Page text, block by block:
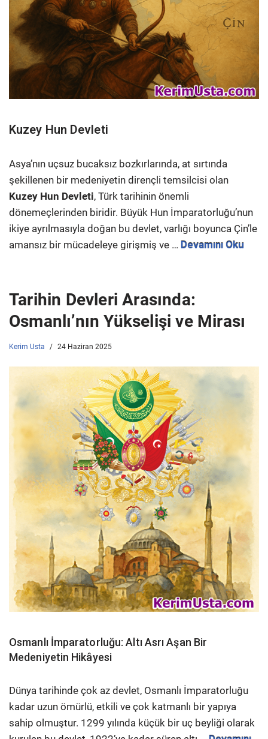
Kuzey Hun Devleti
Asya’nın uçsuz bucaksız bozkırlarında, at sırtında
şekillenen bir medeniyetin dirençli temsilcisi olan
Kuzey Hun Devleti, Türk tarihinin önemli
dönemeçlerinden biridir. Büyük Hun İmparatorluğu’nun
ikiye ayrılmasıyla doğan bu devlet, varlığı boyunca Çin’le
amansız bir mücadeleye girişmiş ve … Devamını Oku
Tarihin Devleri Arasında:
Osmanlı’nın Yükselişi ve Mirası
Kerim Usta 24 Haziran 2025
Osmanlı İmparatorluğu: Altı Asrı Aşan Bir
Medeniyetin Hikâyesi
Dünya tarihinde çok az devlet, Osmanlı İmparatorluğu
kadar uzun ömürlü, etkili ve çok katmanlı bir yapıya
sahip olmuştur. 1299 yılında küçük bir uç beyliği olarak